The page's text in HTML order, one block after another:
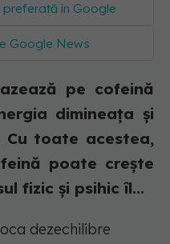
în Google
Google News
pe cofeină
dimineața și
toate acestea,
poate crește
fizic și psihic îl...
dezechilibre